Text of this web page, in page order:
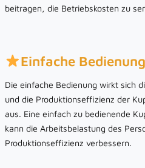
beitragen, die Betriebskosten zu
Einfache Bedienung
Die einfache Bedienung wirkt sich
und die Produktionseffizienz der
aus. Eine einfach zu bedienende
kann die Arbeitsbelastung des
Produktionseffizienz verbessern.